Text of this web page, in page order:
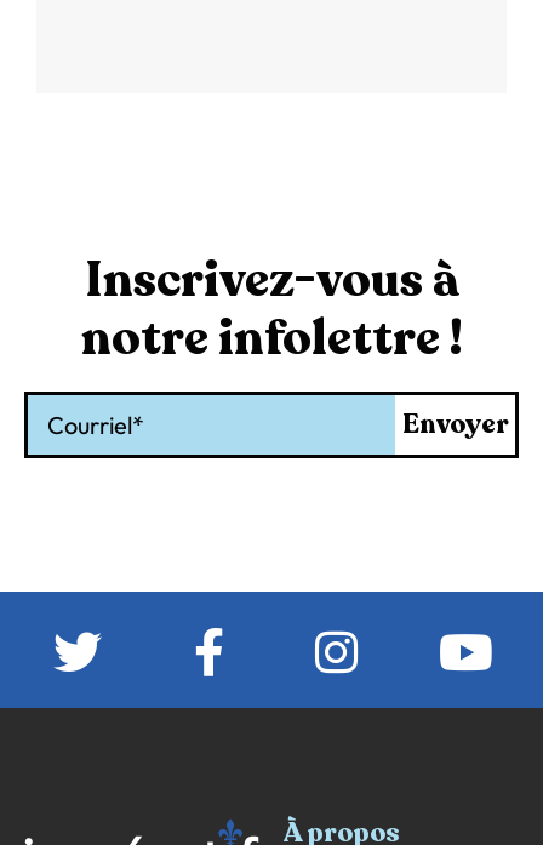
Inscrivez-vous à
notre infolettre !
Envoyer
À propos